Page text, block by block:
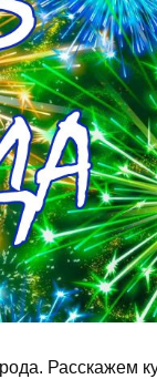
Расскажем